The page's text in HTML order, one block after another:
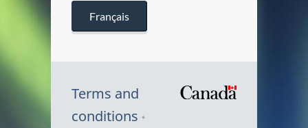
Français
Terms and
conditions